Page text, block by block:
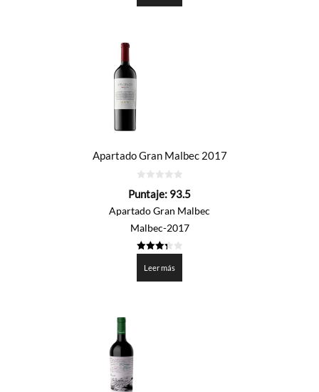
Apartado Gran Malbec 2017
de
Puntaje: 93.5
Apartado Gran Malbec
Malbec-2017
de 5
Leer más